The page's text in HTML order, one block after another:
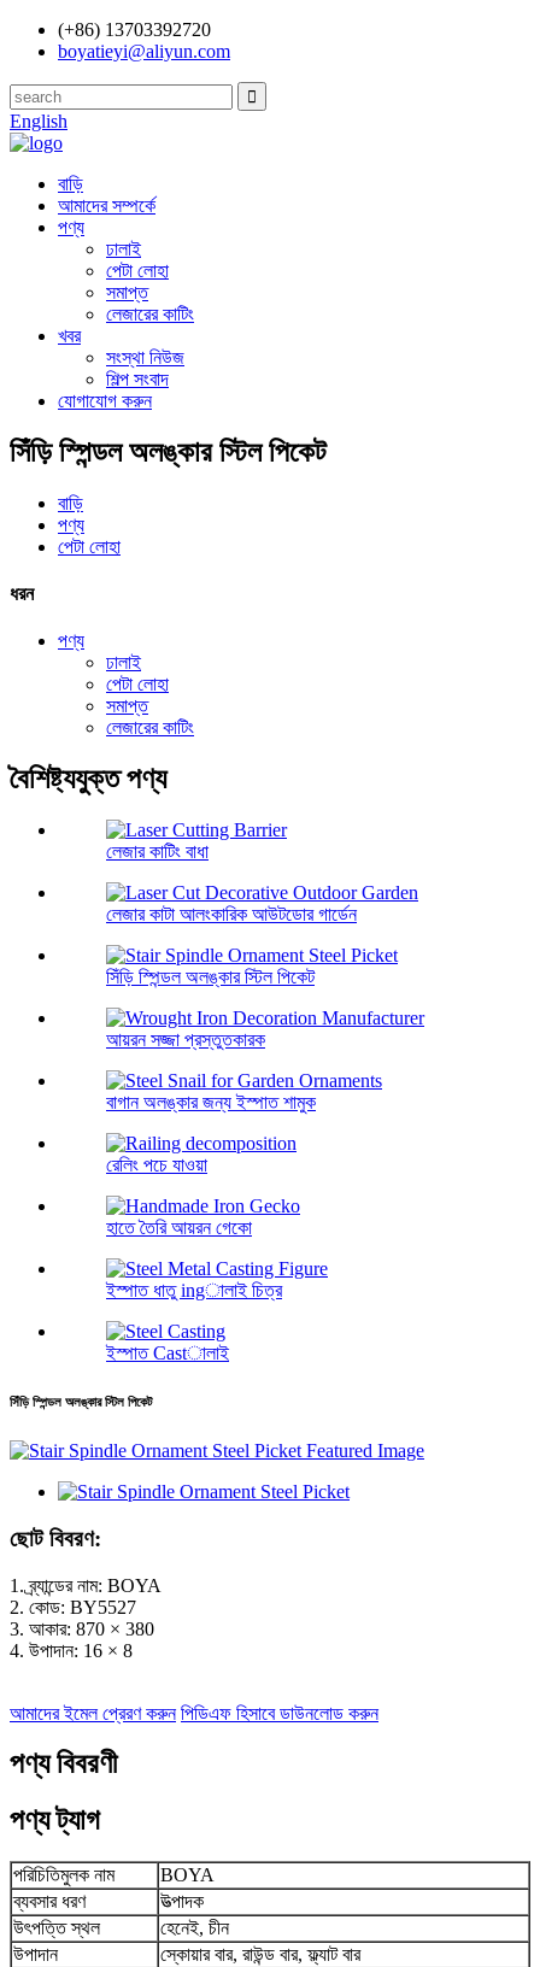
(+86) 13703392720
boyatieyi@aliyun.com
English
বাড়ি
আমাদের সম্পর্কে
পণ্য
ঢালাই
পেটা লোহা
সমাপ্ত
লেজারের কাটিং
খবর
সংস্থা নিউজ
শিল্প সংবাদ
যোগাযোগ করুন
সিঁড়ি স্পিন্ডল অলঙ্কার স্টিল পিকেট
বাড়ি
পণ্য
পেটা লোহা
ধরন
পণ্য
ঢালাই
পেটা লোহা
সমাপ্ত
লেজারের কাটিং
বৈশিষ্ট্যযুক্ত পণ্য
লেজার কাটিং বাধা
লেজার কাটা আলংকারিক আউটডোর গার্ডেন
সিঁড়ি স্পিন্ডল অলঙ্কার স্টিল পিকেট
আয়রন সজ্জা প্রস্তুতকারক
বাগান অলঙ্কার জন্য ইস্পাত শামুক
রেলিং পচে যাওয়া
হাতে তৈরি আয়রন গেকো
ইস্পাত ধাতু ingালাই চিত্র
ইস্পাত Castালাই
সিঁড়ি স্পিন্ডল অলঙ্কার স্টিল পিকেট
ছোট বিবরণ:
1. ব্র্যান্ডের নাম: BOYA
2. কোড: BY5527
3. আকার: 870 × 380
4. উপাদান: 16 × 8
আমাদের ইমেল প্রেরণ করুন পিডিএফ হিসাবে ডাউনলোড করুন
পণ্য বিবরণী
পণ্য ট্যাগ
পরিচিতিমুলক নাম
BOYA
ব্যবসার ধরণ
উত্পাদক
উৎপত্তি স্থল
হেনেই, চীন
উপাদান
স্কোয়ার বার, রাউন্ড বার, ফ্ল্যাট বার